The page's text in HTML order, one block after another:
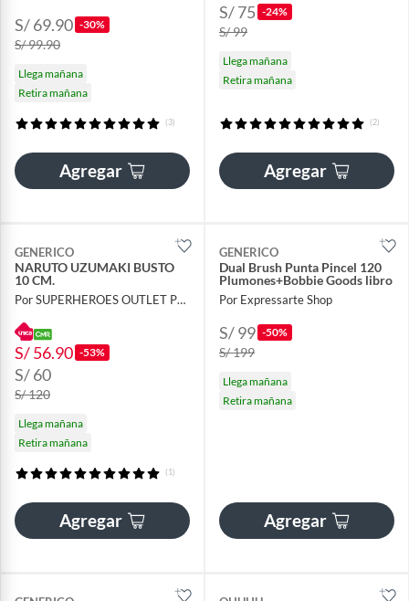
S/ 69.90 -30%
S/ 99.90
Llega mañana
Retira mañana
(3)
Agregar
S/ 75 -24%
S/ 99
Llega mañana
Retira mañana
(2)
Agregar
GENERICO
NARUTO UZUMAKI BUSTO
10 CM.
Por SUPERHEROES OUTLET PERU
S/ 56.90 -53%
S/ 60
S/ 120
Llega mañana
Retira mañana
(1)
Agregar
GENERICO
Dual Brush Punta Pincel 120
Plumones+Bobbie Goods libro
Por Expressarte Shop
S/ 99 -50%
S/ 199
Llega mañana
Retira mañana
Agregar